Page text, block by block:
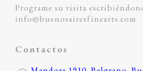
Programe su visita
info@buenosairesfinearts.com
Contactos